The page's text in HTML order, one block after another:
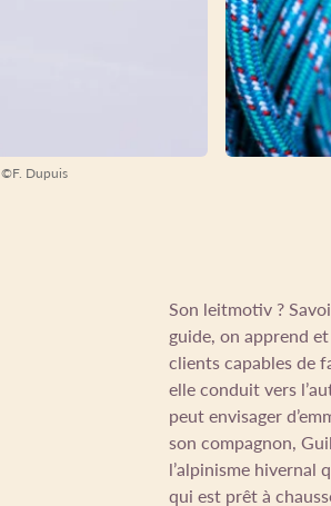
©F. Dupuis
Son leitmotiv ?
guide, on apprend
clients capables de
elle conduit vers
peut envisager
son compagnon,
l’alpinisme hivernal
qui est prêt à